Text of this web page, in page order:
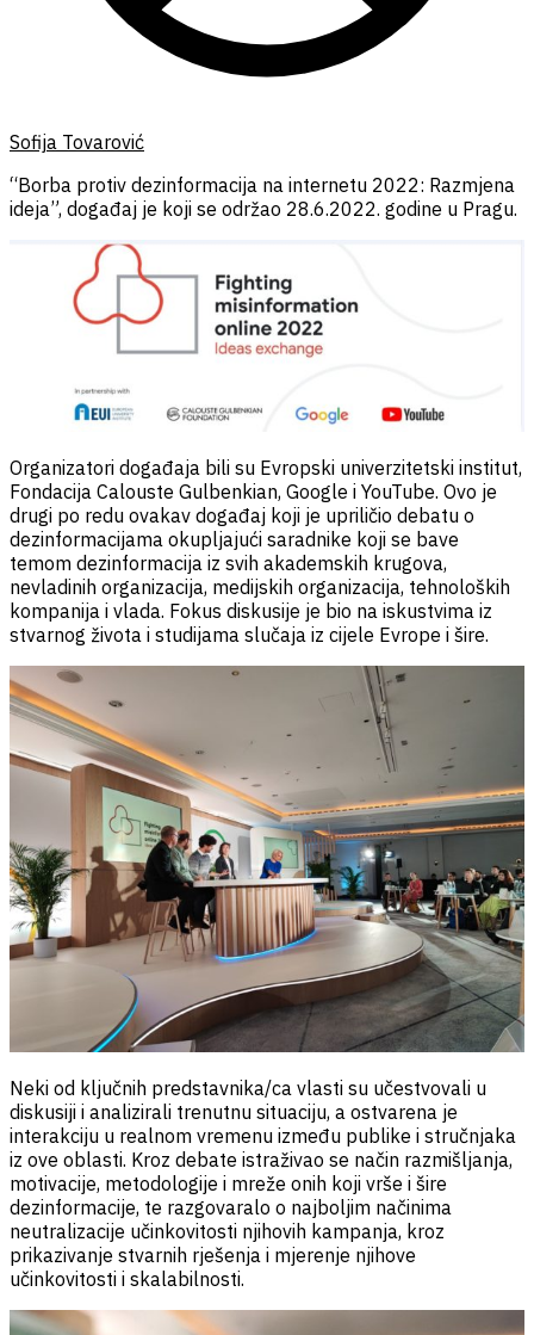
Sofija Tovarović
“Borba protiv dezinformacija na internetu 2022: Razmjena
ideja”, događaj je koji se održao 28.6.2022. godine u Pragu.
Organizatori događaja bili su Evropski univerzitetski institut,
Fondacija Calouste Gulbenkian, Google i YouTube. Ovo je
drugi po redu ovakav događaj koji je upriličio debatu o
dezinformacijama okupljajući saradnike koji se bave
temom dezinformacija iz svih akademskih krugova,
nevladinih organizacija, medijskih organizacija, tehnoloških
kompanija i vlada. Fokus diskusije je bio na iskustvima iz
stvarnog života i studijama slučaja iz cijele Evrope i šire.
Neki od ključnih predstavnika/ca vlasti su učestvovali u
diskusiji i analizirali trenutnu situaciju, a ostvarena je
interakciju u realnom vremenu između publike i stručnjaka
iz ove oblasti. Kroz debate istraživao se način razmišljanja,
motivacije, metodologije i mreže onih koji vrše i šire
dezinformacije, te razgovaralo o najboljim načinima
neutralizacije učinkovitosti njihovih kampanja, kroz
prikazivanje stvarnih rješenja i mjerenje njihove
učinkovitosti i skalabilnosti.